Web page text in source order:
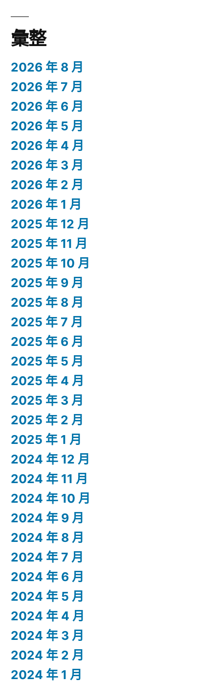
彙整
2026 年 8 月
2026 年 7 月
2026 年 6 月
2026 年 5 月
2026 年 4 月
2026 年 3 月
2026 年 2 月
2026 年 1 月
2025 年 12 月
2025 年 11 月
2025 年 10 月
2025 年 9 月
2025 年 8 月
2025 年 7 月
2025 年 6 月
2025 年 5 月
2025 年 4 月
2025 年 3 月
2025 年 2 月
2025 年 1 月
2024 年 12 月
2024 年 11 月
2024 年 10 月
2024 年 9 月
2024 年 8 月
2024 年 7 月
2024 年 6 月
2024 年 5 月
2024 年 4 月
2024 年 3 月
2024 年 2 月
2024 年 1 月